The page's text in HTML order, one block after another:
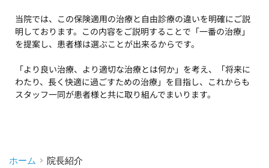
当院では、この保険適用の治療と自由診療の違いを明確にご説
明しております。この内容をご説明することで「一番の治療」
を提案し、患者様は選ぶことが出来るからです。
「より良い治療、より適切な治療とは何か」を考え、「将来に
わたり、長く快適に過ごすための治療」を目指し、これからも
スタッフ一同が患者様と共に取り組んでまいります。
ホーム 院長紹介